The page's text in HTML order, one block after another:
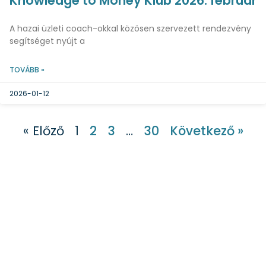
A hazai üzleti coach-okkal közösen szervezett rendezvény
segítséget nyújt a
TOVÁBB »
2026-01-12
« Előző 1 2 3 … 30 Következő »